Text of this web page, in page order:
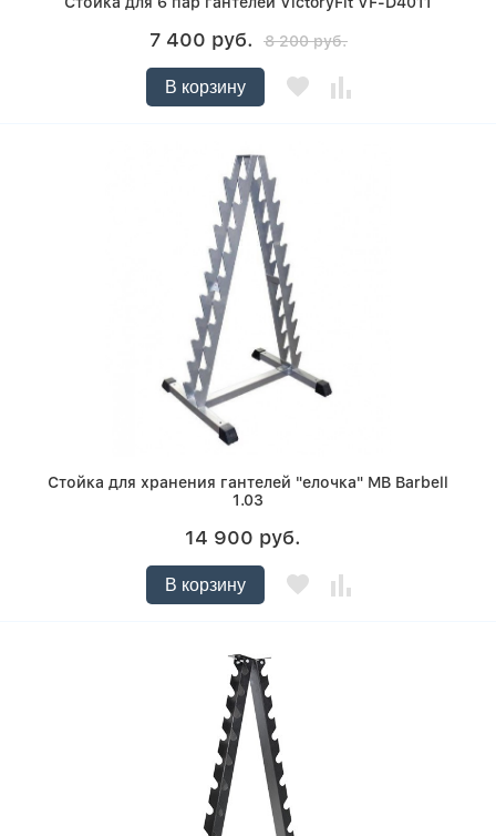
7 400 руб. 8 200 руб.
В корзину
Стойка для хранения гантелей "елочка" MB Barbell
1.03
14 900 руб.
В корзину